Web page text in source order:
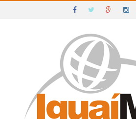
IGUAÍ E SUDOESTE DA BAHIA